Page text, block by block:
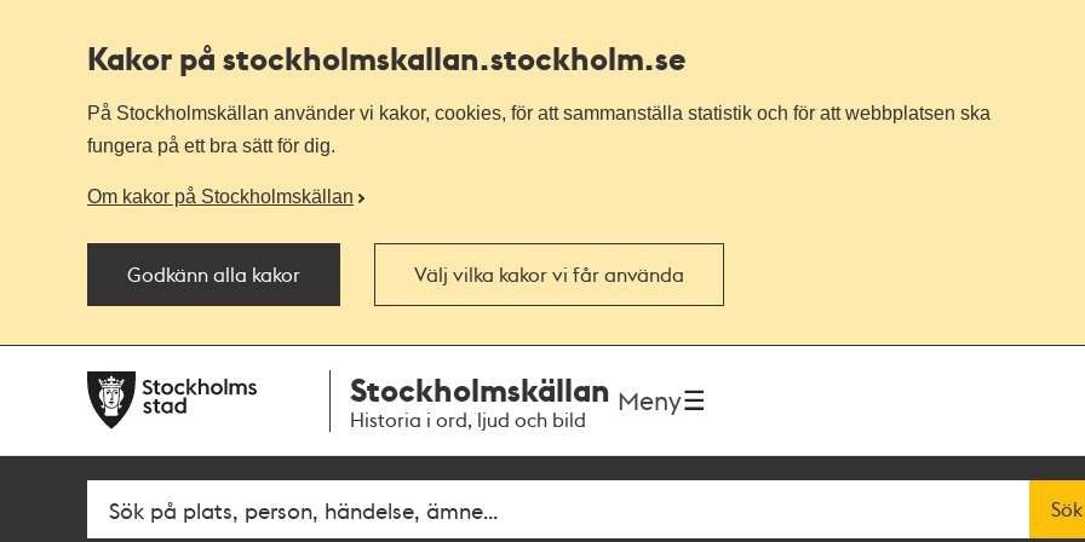
Kakor på stockholmskallan.stockholm.se
På Stockholmskällan använder vi kakor, cookies, för att sammanställa statistik och för att webbplatsen ska
fungera på ett bra sätt för dig.
Om kakor på Stockholmskällan
Godkänn alla kakor Välj vilka kakor vi får använda
navigationen
huvudinnehållet
Stockholmskällan
Historia i ord, ljud och bild
Meny
Fritextsök Sök